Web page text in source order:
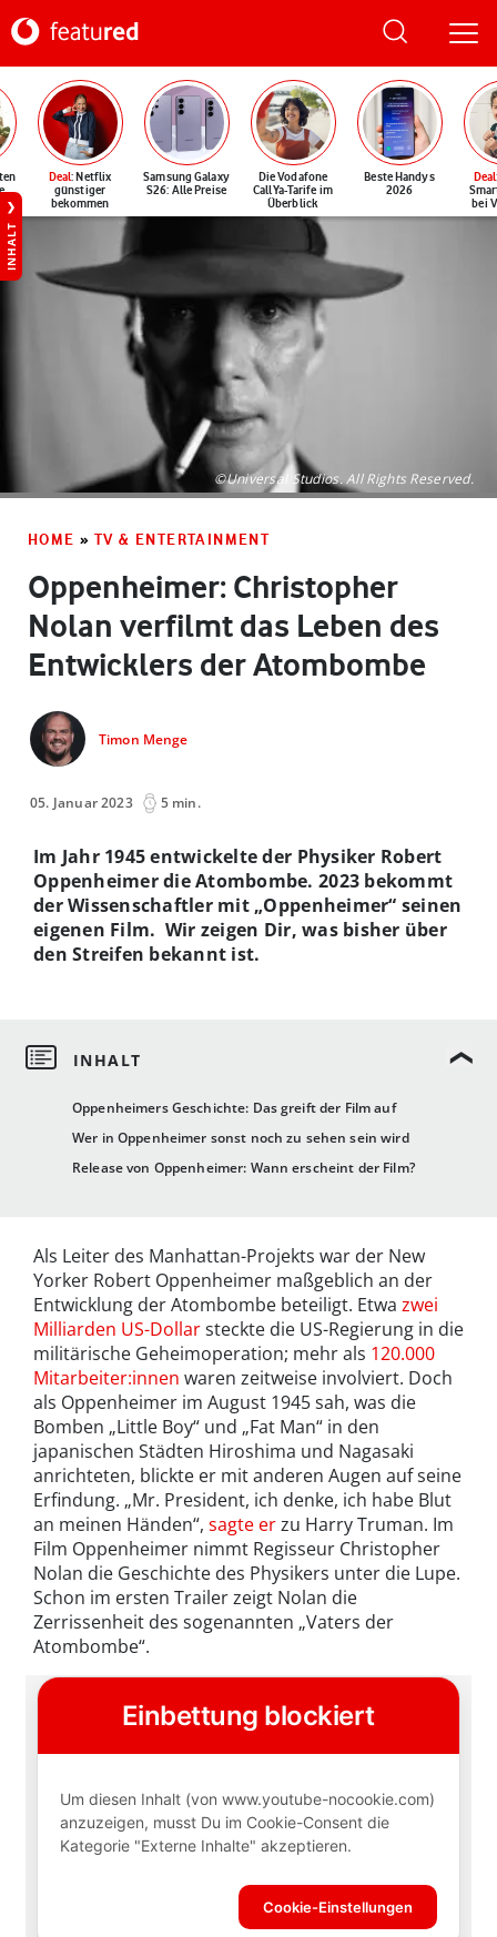
Deal: Netflix
günstiger
bekommen
Samsung Galaxy
S26: Alle Preise
Die Vodafone
CallYa-Tarife im
Überblick
Beste Handys
2026
Deal
bei
INHALT
©Universal Studios. All Rights Reserved.
HOME » TV & ENTERTAINMENT
Oppenheimer: Christopher
Nolan verfilmt das Leben des
Entwicklers der Atombombe
Timon Menge
05. Januar 2023 5 min.
Oppenheimers Geschichte: Das greift der Film auf
Wer in Oppenheimer sonst noch zu sehen sein wird
Release von Oppenheimer: Wann erscheint der Film?
Im Jahr 1945 entwickelte der Physiker Robert
Oppenheimer die Atombombe. 2023 bekommt
der Wissenschaftler mit „Oppenheimer“ seinen
eigenen Film. Wir zeigen Dir, was bisher über
den Streifen bekannt ist.
Als Leiter des Manhattan-Projekts war der New
Yorker Robert Oppenheimer maßgeblich an der
Entwicklung der Atombombe beteiligt. Etwa zwei
Milliarden US-Dollarsteckte die US-Regierung in die
militärische Geheimoperation; mehr als 120.000
Mitarbeiter:innen waren zeitweise involviert. Doch
als Oppenheimer im August 1945 sah, was die
Bomben „Little Boy“ und „Fat Man“ in den
japanischen Städten Hiroshima und Nagasaki
anrichteten, blickte er mit anderen Augen auf seine
Erfindung. „Mr. President, ich denke, ich habe Blut
an meinen Händen“, sagte erzu Harry Truman. Im
Film Oppenheimer nimmt Regisseur Christopher
Nolan die Geschichte des Physikers unter die Lupe.
Schon im ersten Trailer zeigt Nolan die
Zerrissenheit des sogenannten „Vaters der
Atombombe“.